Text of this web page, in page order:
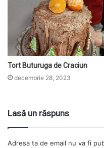
Tort Buturuga de Craciun
decembrie 28, 2023
Lasă un răspuns
Adresa ta de email nu va fi